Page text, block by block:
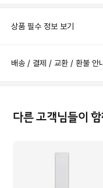
상품 필수 정보 보기
배송 / 결제 / 교환 / 환불 안
다른 고객님들이